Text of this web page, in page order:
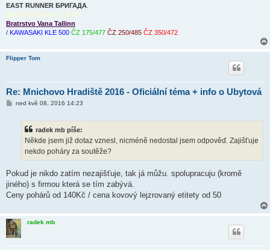
e
k
EAST RUNNER БРИГАДА
ŠKODA Octavia II 1,9 TDi
Bratrstvo Vana Tallinn
/ KAWASAKI KLE 500 ČZ 175/477 ČZ 250/485 ČZ 350/472
Flipper Tom
Re: Mnichovo Hradiště 2016 - Oficiální téma + info o Ubytová
Pned kvě 08, 2016 14:23
radek mb píše:
Někde jsem již dotaz vznesl, nicméně nedostal jsem odpověď. Zajišťuje
nekdo poháry za soutěže?
Pokud je nikdo zatím nezajišťuje, tak já můžu. spolupracuju (kromě
jiného) s firmou která se tím zabývá.
Ceny pohárů od 140Kč / cena kovový lejzrovaný etitety od 50
radek mb